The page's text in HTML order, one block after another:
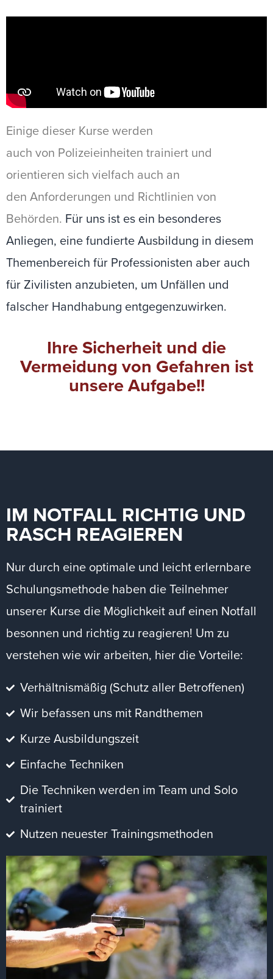
Einige dieser Kurse werden
auch von Polizeieinheiten trainiert und
orientieren sich vielfach auch an
den Anforderungen und Richtlinien von
Behörden. Für uns ist es ein besonderes
Anliegen, eine fundierte Ausbildung in diesem
Themenbereich für Professionisten aber auch
für Zivilisten anzubieten, um Unfällen und
falscher Handhabung entgegenzuwirken.
Ihre Sicherheit und die
Vermeidung von Gefahren ist
unsere Aufgabe!!
IM NOTFALL RICHTIG UND
RASCH REAGIEREN
Nur durch eine optimale und leicht erlernbare
Schulungsmethode haben die Teilnehmer
unserer Kurse die Möglichkeit auf einen Notfall
besonnen und richtig zu reagieren! Um zu
verstehen wie wir arbeiten, hier die Vorteile:
Verhältnismäßig (Schutz aller Betroffenen)
Wir befassen uns mit Randthemen
Kurze Ausbildungszeit
Einfache Techniken
Die Techniken werden im Team und Solo
trainiert
Nutzen neuester Trainingsmethoden